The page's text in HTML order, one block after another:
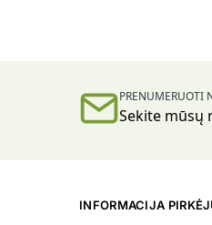
PRENUMERUOTI
Sekite mūsų
INFORMACIJA